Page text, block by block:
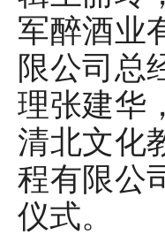
军醉酒业
限公司总
理张建华
清北文化
程有限公
仪式。